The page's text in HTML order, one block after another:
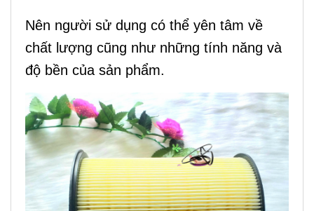
Nên người sử dụng có thể yên tâm về
chất lượng cũng như những tính năng và
độ bền của sản phẩm.